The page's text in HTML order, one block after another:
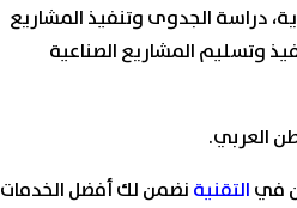
دراسة الجدوى وتنفيذ المشاريع
وتسليم المشاريع الصناعية
العربي.
في التقنية نضمن لك أفضل الخدمات